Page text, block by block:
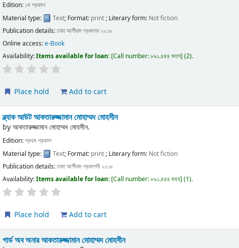
Edition: ১ম প্রকাশ
Material type:
Text; Format: print ; Literary form: Not fiction
Publication details:ঢাকাআর্শীবাদ প্রকাশন ২০১৬
Online access:e-Book
Availability:Items available for loan: Call number:৮৯১.৪৪৪ মহস (2).
Place hold Add to cart
ব্ল্যাক আউটআকতারুজ্জামান মোহাম্মদ মোহসীন
byআকতারুজ্জামান মোহাম্মদ মোহসীন.
Edition:প্রথম প্রকাশ
Material type:
Text; Format: print; Literary form: Not fiction
Publication details:ঢাকাআর্শীবাদ প্রকাশনী ২০১৮
Availability:Items available for loan: Call number:৮৯১.৪৪৪ মহব (1).
Place hold Add to cart
গার্ড অব অনারআকতারুজ্জামান মোহাম্মদ মোহসীন